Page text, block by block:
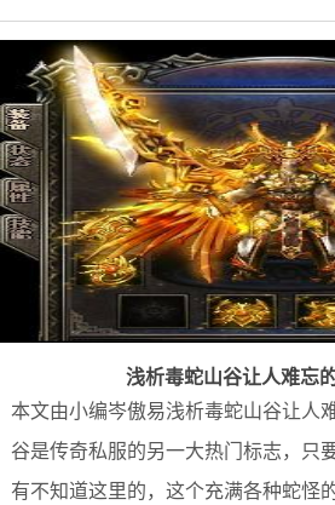
浅析毒蛇山谷让人难忘
本文由小编岑傲易浅析毒蛇山谷让人
谷是传奇私服的另一大热门标志，只
有不知道这里的，这个充满各种蛇怪